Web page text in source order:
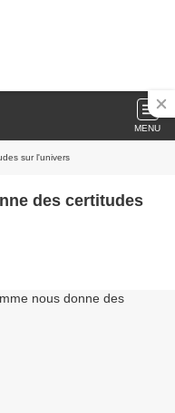
MENU
sur l'univers
des certitudes